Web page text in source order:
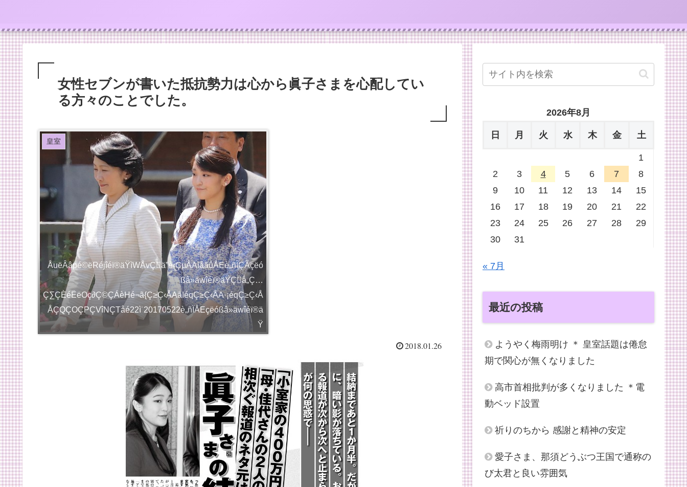
女性セブンが書いた抵抗勢力は心から眞子さまを心配してい
る方々のことでした。
皇室
ÅuëÂâpé©ëRéjîéï®äŸìWÅvÇä”è‹ÇµÅAìåãûÅEè„ñÏÇÃçëó
ßâ»äwîéï®äŸÇå„Ç…
Ç∑ÇÈéËëOç∂Ç©ÇÁèHé¬ã{Ç≥Ç‹ÅAãIéqÇ≥Ç‹ÅA·¡éqÇ≥Ç‹Å
ÅÇQÇOÇPÇVîNÇTåé22ì˙20170522è„ñÏÅEçëóßâ»äwîéï®ä
Ÿ
2018.01.26
2026年8月
日 月 火 水 木 金 土
1
2
3 4 5 6 7
8
9
10 11 12 13 14
15
16
17 18 19 20 21
22
23
24 25 26 27 28
29
30
31
« 7月
最近の投稿
ようやく梅雨明け ＊ 皇室話題は倦怠
期で関心が無くなりました
高市首相批判が多くなりました ＊電
動ベッド設置
祈りのちから 感謝と精神の安定
愛子さま、那須どうぶつ王国で通称の
び太君と良い雰囲気